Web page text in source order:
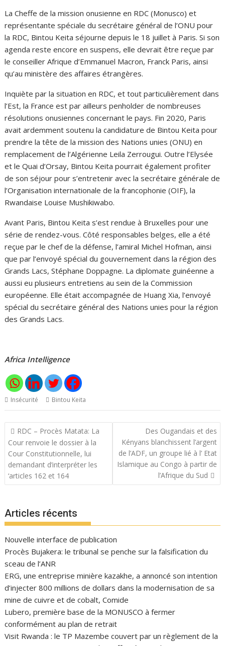
La Cheffe de la mission onusienne en RDC (Monusco) et
représentante spéciale du secrétaire général de l’ONU pour
la RDC, Bintou Keita séjourne depuis le 18 juillet à Paris. Si son
agenda reste encore en suspens, elle devrait être reçue par
le conseiller Afrique d’Emmanuel Macron, Franck Paris, ainsi
qu’au ministère des affaires étrangères.
Inquiète par la situation en RDC, et tout particulièrement dans
l’Est, la France est par ailleurs penholder de nombreuses
résolutions onusiennes concernant le pays. Fin 2020, Paris
avait ardemment soutenu la candidature de Bintou Keita pour
prendre la tête de la mission des Nations unies (ONU) en
remplacement de l’Algérienne Leila Zerrougui. Outre l’Elysée
et le Quai d’Orsay, Bintou Keita pourrait également profiter
de son séjour pour s’entretenir avec la secrétaire générale de
l’Organisation internationale de la francophonie (OIF), la
Rwandaise Louise Mushikiwabo.
Avant Paris, Bintou Keita s’est rendue à Bruxelles pour une
série de rendez-vous. Côté responsables belges, elle a été
reçue par le chef de la défense, l’amiral Michel Hofman, ainsi
que par l’envoyé spécial du gouvernement dans la région des
Grands Lacs, Stéphane Doppagne. La diplomate guinéenne a
aussi eu plusieurs entretiens au sein de la Commission
européenne. Elle était accompagnée de Huang Xia, l’envoyé
spécial du secrétaire général des Nations unies pour la région
des Grands Lacs.
Africa Intelligence
Insécurité Bintou Keita
Navigation
de
l’article
RDC – Procès Matata: La
Cour renvoie le dossier à la
Cour Constitutionnelle, lui
demandant d’interpréter les
‘articles 162 et 164
Des Ougandais et des
Kényans blanchissent l’argent
de l’ADF, un groupe lié à l’ Etat
Islamique au Congo à partir de
l’Afrique du Sud
Articles récents
Nouvelle interface de publication
Procès Bujakera: le tribunal se penche sur la falsification du
sceau de l’ANR
ERG, une entreprise minière kazakhe, a annoncé son intention
d’injecter 800 millions de dollars dans la modernisation de sa
mine de cuivre et de cobalt, Comide
Lubero, première base de la MONUSCO à fermer
conformément au plan de retrait
Visit Rwanda : le TP Mazembe couvert par un règlement de la